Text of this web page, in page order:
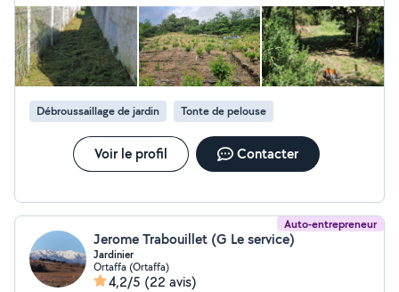
Débroussaillage de jardin Tonte de pelouse
Voir le profil Contacter
Auto-entrepreneur
Jerome Trabouillet (G Le service)
Jardinier
Ortaffa (Ortaffa)
4,2/5 (22 avis)